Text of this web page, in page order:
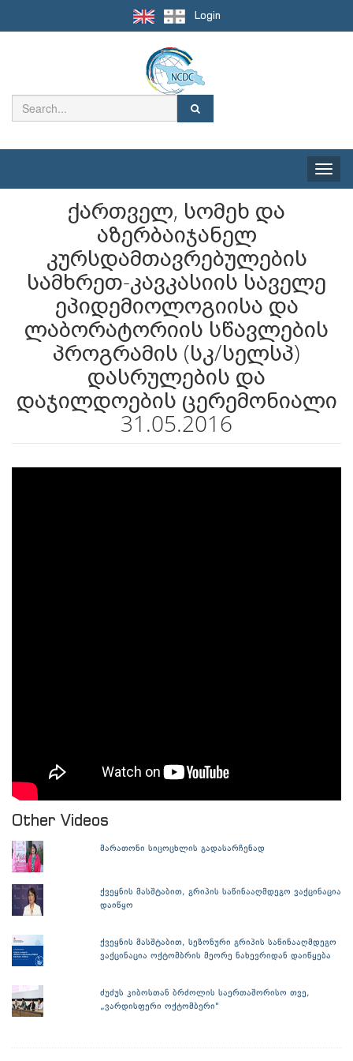
Login
Toggle
ქართველ, სომეხ და
აზერბაიჯანელ
კურსდამთავრებულების
სამხრეთ-კავკასიის საველე
ეპიდემიოლოგიისა და
ლაბორატორიის სწავლების
პროგრამის (სკ/სელსპ)
დასრულების და
დაჯილდოების ცერემონიალი
31.05.2016
Other Videos
მარათონი სიცოცხლის გადასარჩენად
ქვეყნის მასშტაბით, გრიპის საწინააღმდეგო ვაქცინაცია
დაიწყო
ქვეყნის მასშტაბით, სეზონური გრიპის საწინააღმდეგო
ვაქცინაცია ოქტომბრის მეორე ნახევრიდან დაიწყება
ძუძუს კიბოსთან ბრძოლის საერთაშორისო თვე,
„ვარდისფერი ოქტომბერი"